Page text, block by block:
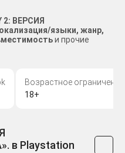
2: ВЕРСИЯ
языки, жанр,
и прочие
Возрастное ограничение
18+
в Playstation